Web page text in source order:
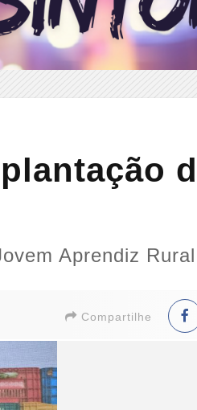
Aprendiz
Compartilhe